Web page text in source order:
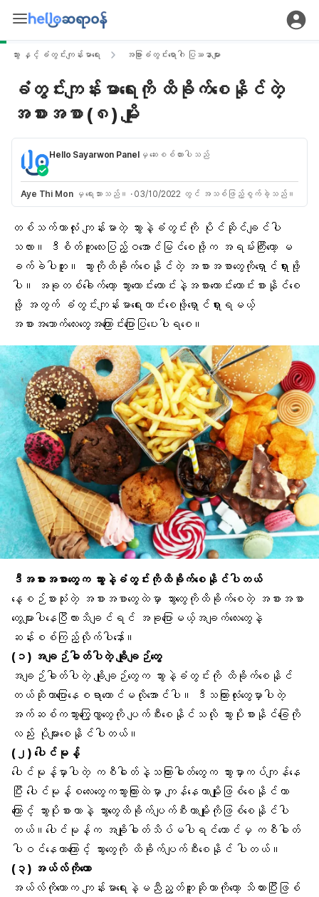
သွား နှင့် ခံတွင်းကျန်းမာရေး အခြားခံတွင်းရောဂါ ပြဿနာများ
ခံတွင်းကျန်းမာရေးကို ထိခိုက်စေနိုင်တဲ့
အစားအစာ (၈) မျိုး
Hello Sayarwon Panelမှ ဆေးစစ်ထားပါသည်
Aye Thi Monမှ ရေးသားသည်။ · 03/10/2022 တွင် အသစ်ဖြည့်စွက်ခဲ့သည်။
တစ်သက်တာလုံး ကျန်းမာတဲ့ သွားနဲ့ခံတွင်း ကို ပိုင်ဆိုင်ချင်ပါ
သလား။ ဒီစိတ်ကူးလေးပြည့်ဝအောင်မြင်စေဖို့က အရမ်းကြီးတော့ မ
ခက်ခဲပါဘူး။ သွားကိုထိခိုက်စေနိုင်တဲ့ အစားအစာတွေကိုရှောင်ရှားဖို့
ပါ။ အခုတစ်ခေါက်တော့ သွားကောင်းကောင်းနဲ့အစားကောင်းကောင်းစားနိုင်စေ
ဖို့ အတွက် ခံတွင်းကျန်းမာရေးေ ကာင်းစေဖို့ရှောင်ရှားရမယ့်
အစားအသောက်လေးတွေအကြောင်းပြောပြပေးပါရစေ။
ဒီအစားအစာတွေက သွားနဲ့ခံတွင်းကိုထိခိုက်စေနိုင်ပါတယ်
နေ့စဉ်စားသုံးတဲ့ အစားအစာတွေထဲမှာ သွားတွေကိုထိခိုက်စေတဲ့ အစားအစာ
တွေများပါနေပြီလားသိချင်ရင် အခုပြောမယ့်အချက်လေးတွေနဲ့
ဆန်းစစ်ကြည့်လိုက်ပါနော်။
(၁) အချဉ်ဓါတ်ပါတဲ့ ချိုချဉ်တွေ
အချဉ်ဓါတ်ပါတဲ့ ချိုချဉ်တွေက သွားနဲ့ခံတွင်းကို ထိခိုက်စေနိုင်
တယ်ဆိုတာပြောနေစရာတောင်မလိုအောင်ပါ။ ဒီသကြားလုံးတွေမှာပါတဲ့
အက်ဆစ်က သွားကြွေလွှာတွေကို ပျက်စီးစေနိုင်သလို သွားပိုးစား နိုင်ခြေကို
လည်း ပိုများစေနိုင်ပါတယ်။
(၂) ပေါင်မုန့်
ပေါင်မုန့်မှာပါတဲ့ ကစီဓါတ်နဲ့သကြားဓါတ်တွေက သွားမှာကပ်ကျန်နေ
ပြီး ပေါင်မုန့်စလေးတွေကသွားကြားထဲမှာ ကျန်နေတာမျိုးဖြစ်စေနိုင်တာ
ကြောင့် သွားပိုးစားတာနဲ့ သွားတွေထိခိုက်ပျက်စီးတာမျိုးကိုဖြစ်စေနိုင်ပါ
တယ်။ပေါင်မုန့်က အချိုဓါတ်သိပ်မပါရင်တောင်မှ ကစီဓါတ်
ပါဝင်နေတာကြောင့် သွားတွေကို ထိခိုက်ပျက်စီးစေနိုင် ပါတယ်။
(၃) အယ်လ်ကိုဟော
အယ်လ်ကိုဟောက ကျန်းမာရေးနဲ့မညီညွတ်ဘူးဆိုတာကိုတော့ သိထားပြီးဖြစ်